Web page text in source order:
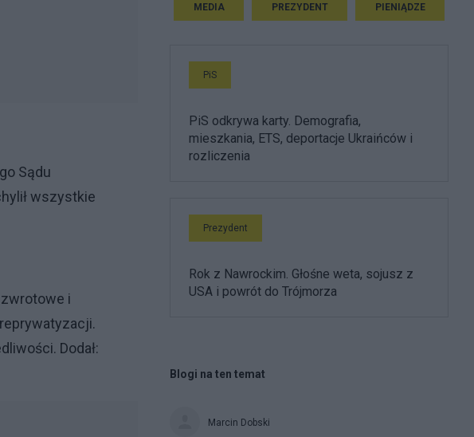
Sądu
wszystkie
i
Dodał:
MEDIA PREZYDENT PIENIĄDZE
PiS
PiS odkrywa karty. Demografia,
mieszkania, ETS, deportacje Ukraińców i
rozliczenia
Prezydent
Rok z Nawrockim. Głośne weta, sojusz z
USA i powrót do Trójmorza
Blogi na ten temat
Marcin Dobski